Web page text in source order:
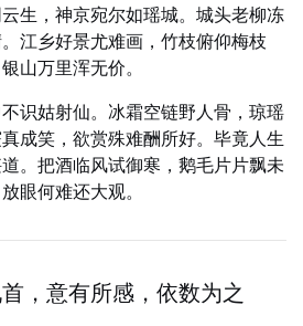
生，神京宛尔如瑶城。城头老柳冻
江乡好景尤难画，竹枝俯仰梅枝
山万里浑无价。
识姑射仙。冰霜空链野人骨，琼瑶
成笑，欲赏殊难酬所好。毕竟人生
。把酒临风试御寒，鹅毛片片飘未
眼何难还大观。
，意有所感，依数为之